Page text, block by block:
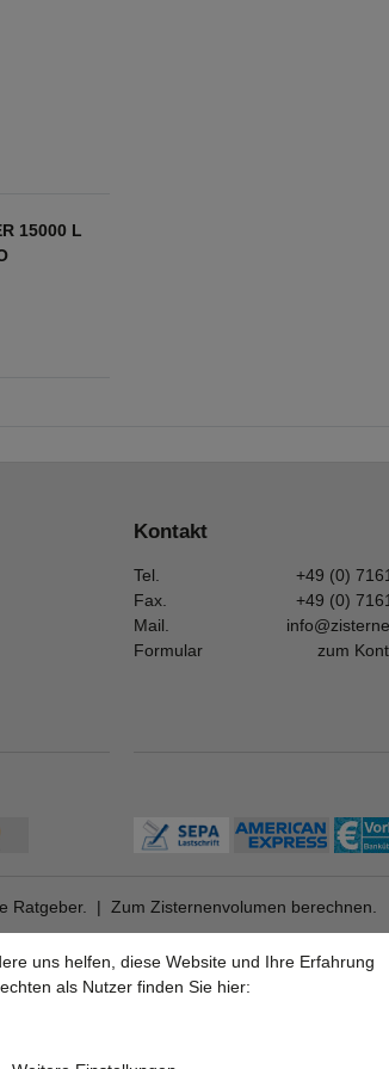
15000 L
Kontakt
Tel.
+49 (0)
Fax.
+49 (0)
Mail.
Formular
zum
Ratgeber. | Zum Zisternenvolumen berechnen.
beziehen sich auf Verkäufe in unseren Shops und Marktplätzen.
uns helfen, diese Website und Ihre Erfahrung
als Nutzer finden Sie hier: